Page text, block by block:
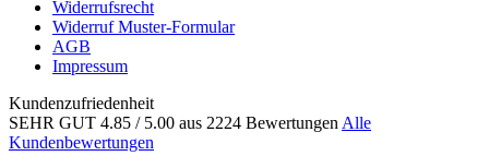
Widerrufsrecht
Widerruf Muster-Formular
AGB
Impressum
Kundenzufriedenheit
SEHR GUT 4.85 / 5.00 aus 2224 Bewertungen Alle
Kundenbewertungen